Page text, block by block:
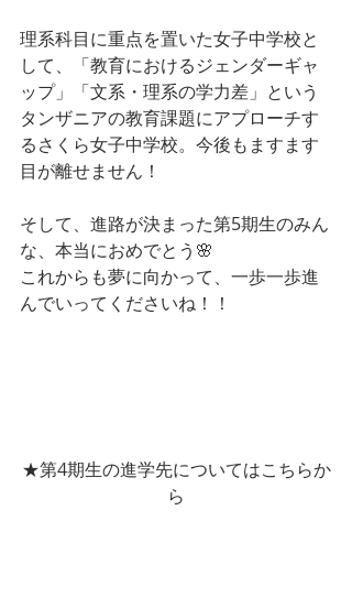
理系科目に重点を置いた女子中学校と
して、「教育におけるジェンダーギャ
ップ」「文系・理系の学力差」という
タンザニアの教育課題にアプローチす
るさくら女子中学校。今後もますます
目が離せません！
そして、進路が決まった第5期生のみん
な、本当におめでとう🌸
これからも夢に向かって、一歩一歩進
んでいってくださいね！！
★第4期生の進学先についてはこちらか
ら